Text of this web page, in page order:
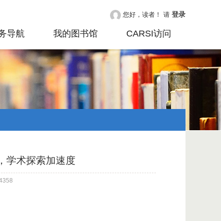
导航 我的图书馆 CARSI访问
您好，读者！ 请 登录
学术探索加速度